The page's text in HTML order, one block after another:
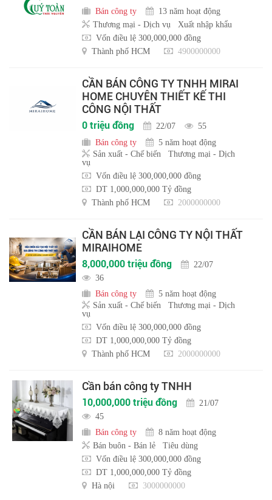
Bán công ty
13 năm hoạt động
Thương mại - Dịch vụ
Xuất nhập khẩu
Vốn điều lệ 300,000,000 đồng
Thành phố HCM
4900000000
CẦN BÁN CÔNG TY TNHH MIRAI
HOME CHUYÊN THIẾT KẾ THI
CÔNG NỘI THẤT
0 triệu đồng 22/07
55
Bán công ty
5 năm hoạt động
Sản xuất - Chế biến
Thương mại - Dịch
vụ
Vốn điều lệ 300,000,000 đồng
DT 1,000,000,000 Tỷ đồng
Thành phố HCM
2000000000
CẦN BÁN LẠI CÔNG TY NỘI THẤT
MIRAIHOME
8,000,000 triệu đồng
22/07
36
Bán công ty
5 năm hoạt động
Sản xuất - Chế biến
Thương mại - Dịch
vụ
Vốn điều lệ 300,000,000 đồng
DT 1,000,000,000 Tỷ đồng
Thành phố HCM
2000000000
Cần bán công ty TNHH
10,000,000 triệu đồng
21/07
45
Bán công ty
8 năm hoạt động
Bán buôn - Bán lẻ
Tiêu dùng
Vốn điều lệ 300,000,000 đồng
DT 1,000,000,000 Tỷ đồng
Hà nội
3000000000